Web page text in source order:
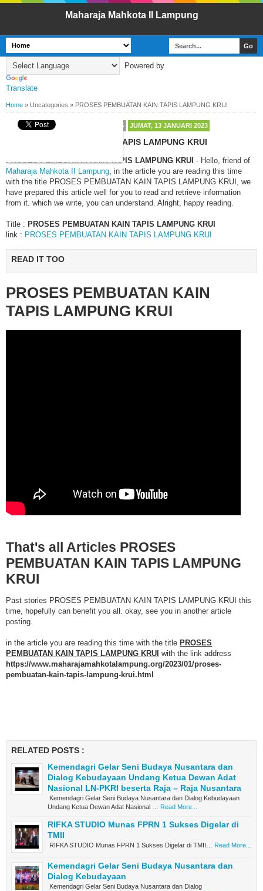
Maharaja Mahkota II Lampung
Powered by
Translate
Home » Uncategories » PROSES PEMBUATAN KAIN TAPIS LAMPUNG KRUI
BYMAHARAJA MAHKOTA LAMPUNG JUMAT, 13 JANUARI 2023
PROSES PEMBUATAN KAIN TAPIS LAMPUNG KRUI
PROSES PEMBUATAN KAIN TAPIS LAMPUNG KRUI - Hello, friend of
Maharaja Mahkota II Lampung, in the article you are reading this time
with the title PROSES PEMBUATAN KAIN TAPIS LAMPUNG KRUI, we
have prepared this article well for you to read and retrieve information
from it. which we write, you can understand. Alright, happy reading.
Title : PROSES PEMBUATAN KAIN TAPIS LAMPUNG KRUI
link : PROSES PEMBUATAN KAIN TAPIS LAMPUNG KRUI
READ IT TOO
PROSES PEMBUATAN KAIN
TAPIS LAMPUNG KRUI
That's all Articles PROSES
PEMBUATAN KAIN TAPIS LAMPUNG
KRUI
Past stories PROSES PEMBUATAN KAIN TAPIS LAMPUNG KRUI this
time, hopefully can benefit you all. okay, see you in another article
posting.
in the article you are reading this time with the title PROSES
PEMBUATAN KAIN TAPIS LAMPUNG KRUI with the link address
https://www.maharajamahkotalampung.org/2023/01/proses-
pembuatan-kain-tapis-lampung-krui.html
RELATED POSTS :
Kemendagri Gelar Seni Budaya Nusantara dan
Dialog Kebudayaan Undang Ketua Dewan Adat
Nasional LN-PKRI beserta Raja – Raja Nusantara
Kemendagri Gelar Seni Budaya Nusantara dan Dialog Kebudayaan
Undang Ketua Dewan Adat Nasional …
Read More...
RIFKA STUDIO Munas FPRN 1 Sukses Digelar di
TMII
RIFKA STUDIO Munas FPRN 1 Sukses Digelar di TMII… Read More...
Kemendagri Gelar Seni Budaya Nusantara dan
Dialog Kebudayaan
Kemendagri Gelar Seni Budaya Nusantara dan Dialog